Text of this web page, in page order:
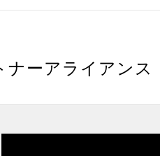
ナーアライアンス